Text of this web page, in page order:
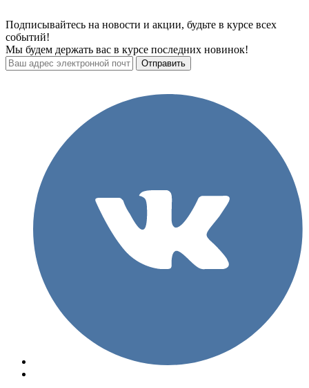
Подписывайтесь на новости и акции, будьте в курсе всех
событий!
Мы будем держать вас в курсе последних новинок!